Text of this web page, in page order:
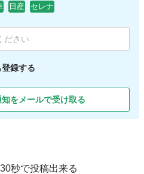
日産 セレナ
録する
をメールで受け取る
秒で投稿出来る